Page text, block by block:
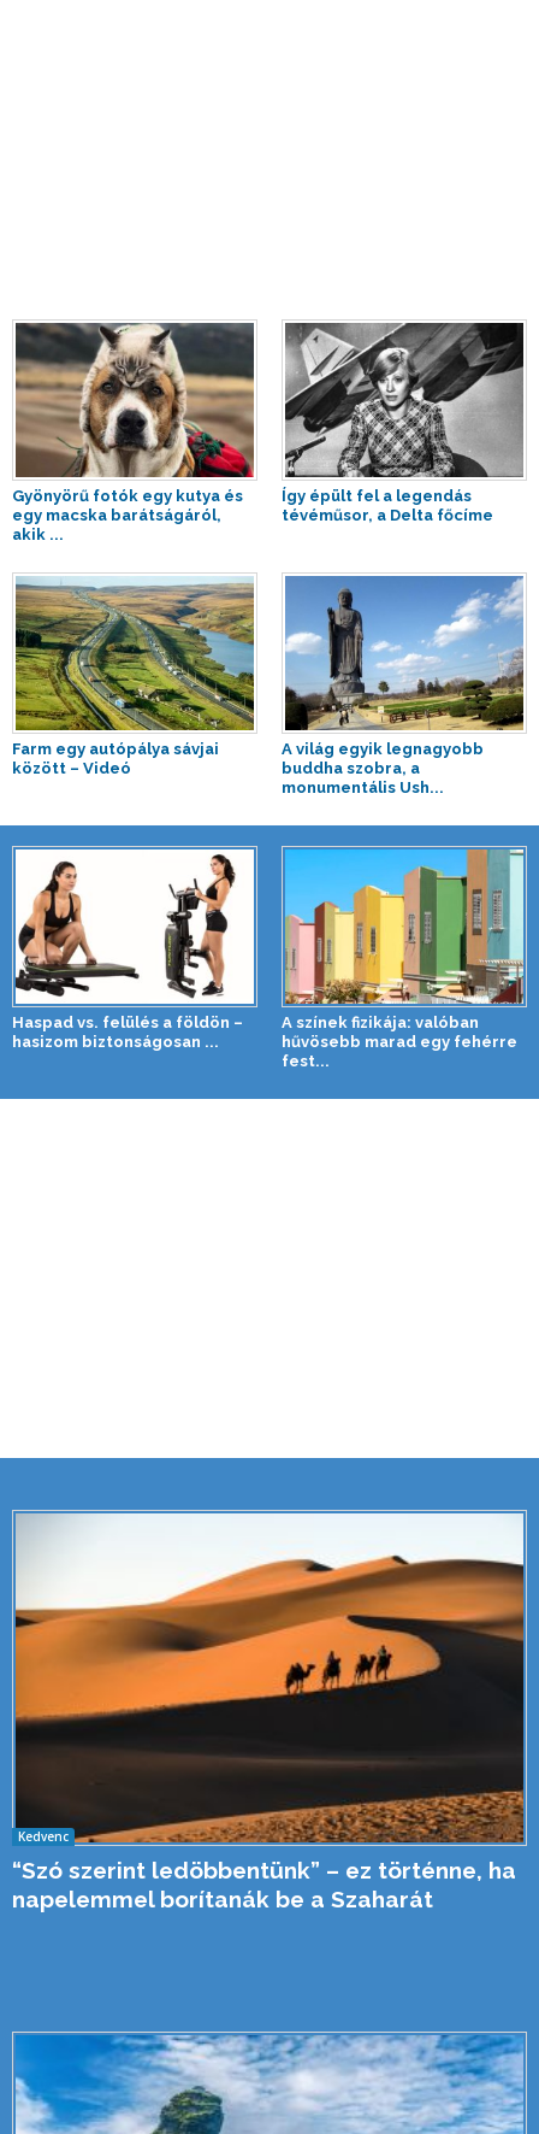
Gyönyörű fotók egy kutya és
egy macska barátságáról,
akik ...
Így épült fel a legendás
tévéműsor, a Delta főcíme
Farm egy autópálya sávjai
között – Videó
A világ egyik legnagyobb
buddha szobra, a
monumentális Ush...
Haspad vs. felülés a földön –
hasizom biztonságosan ...
A színek fizikája: valóban
hűvösebb marad egy fehérre
fest...
Kedvenc
“Szó szerint ledöbbentünk” – ez történne, ha
napelemmel borítanák be a Szaharát